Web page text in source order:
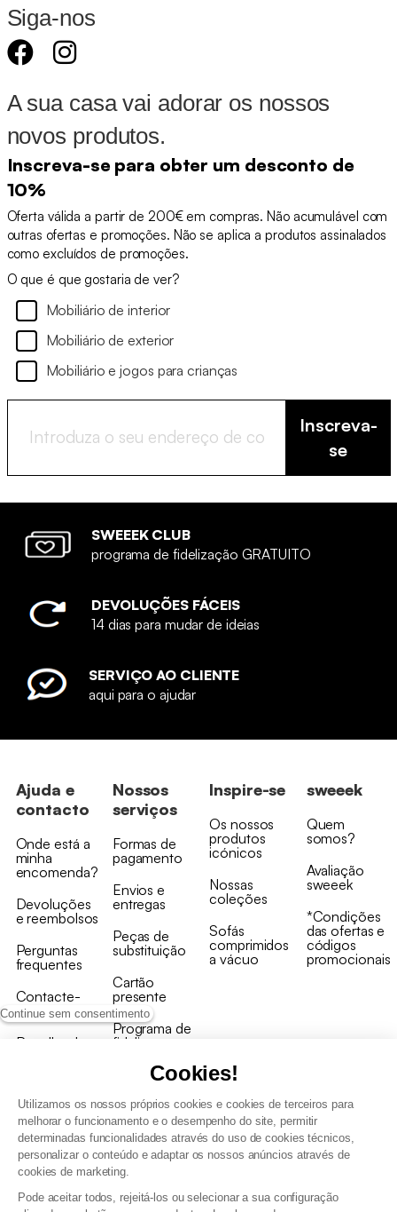
Continue sem consentimento
Cookies!
Utilizamos os nossos próprios cookies e cookies de terceiros para
melhorar o funcionamento e o desempenho do site, permitir
determinadas funcionalidades através do uso de cookies técnicos,
personalizar o conteúdo e adaptar os nossos anúncios através de
cookies de marketing.
Pode aceitar todos, rejeitá-los ou selecionar a sua configuração
Siga-nos
A sua casa vai adorar os nossos
novos produtos.
Inscreva-se para obter um desconto de
10%
Oferta válida a partir de 200€ em compras. Não acumulável com
outras ofertas e promoções. Não se aplica a produtos assinalados
como excluídos de promoções.
O que é que gostaria de ver?
Mobiliário de interior
Mobiliário de exterior
Mobiliário e jogos para crianças
Inscreva-
se
SWEEEK CLUB
programa de fidelização GRATUITO
DEVOLUÇÕES FÁCEIS
14 dias para mudar de ideias
SERVIÇO AO CLIENTE
aqui para o ajudar
Ajuda e
contacto
Onde está a
minha
encomenda?
Devoluções
e reembolsos
Perguntas
frequentes
Contacte-
nos
Recolha de
Nossos
serviços
Formas de
pagamento
Envios e
entregas
Peças de
substituição
Cartão
presente
Programa de
fidelizaçao
Inspire-se
Os nossos
produtos
icónicos
Nossas
coleções
Sofás
comprimidos
a vácuo
sweeek
Quem
somos?
Avaliação
sweeek
*Condições
das ofertas e
códigos
promocionais
Termos e Condições Gerais de Venda e Aviso Legal
Gestão de dados pessoais e política de cookies